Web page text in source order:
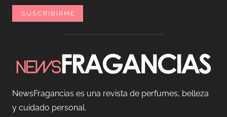
NewsFragancias es una revista de perfumes, belleza
y cuidado personal.